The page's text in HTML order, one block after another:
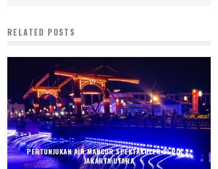
RELATED POSTS
PERTUNJUKAN AIR MANCUR SPEKTAKULER DI PIK 2,
JAKARTA UTARA